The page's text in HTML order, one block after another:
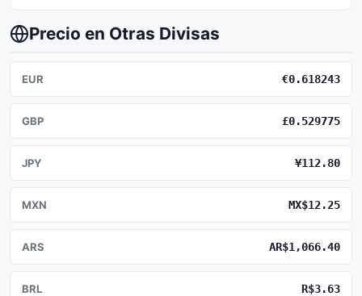
Precio en Otras Divisas
EUR €0.618243
GBP £0.529775
JPY ¥112.80
MXN MX$12.25
ARS AR$1,066.40
BRL R$3.63